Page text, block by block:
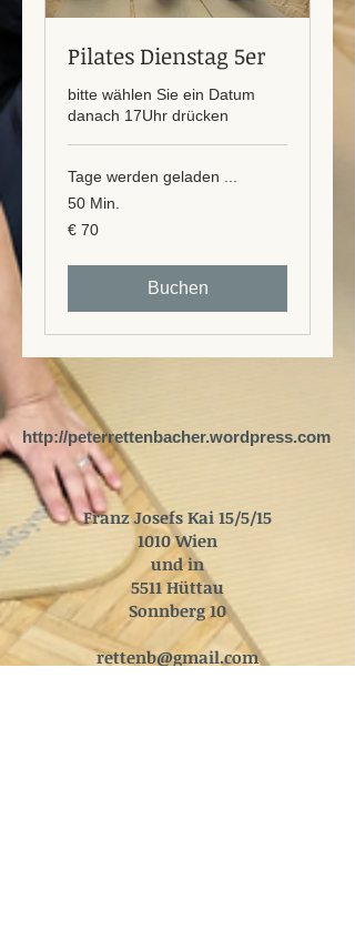
Pilates Dienstag 5er
bitte wählen Sie ein Datum
danach 17Uhr drücken
Tage werden geladen ...
50 Min.
70
Euro
€ 70
Buchen
http://peterrettenbacher.wordpress.com
Franz Josefs Kai 15/5/15
1010 Wien
und in
5511 Hüttau
Sonnberg 10
rettenb@gmail.com